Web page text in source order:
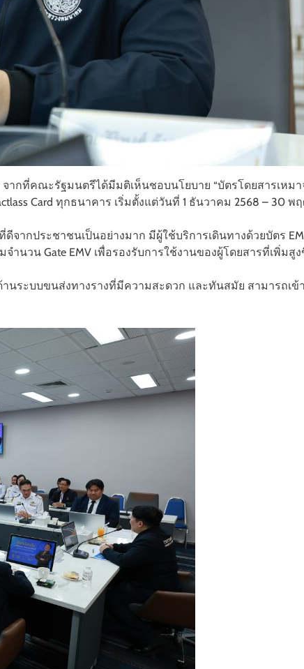
ากที่คณะรัฐมนตรีได้มีมติเห็นชอบนโยบาย “บัตรโดยสารเหม
Card ทุกธนาคาร เริ่มตั้งแต่วันที่ 1 ธันวาคม 2568 – 30 พ
ากประชาชนเป็นอย่างมาก มีผู้ใช้บริการเดินทางด้วยบัตร
นวน Gate EMV เพื่อรองรับการใช้งานของผู้โดยสารที่เพิ่มสู
ระบบขนส่งทางรางที่มีความสะดวก และทันสมัย สามารถเข้